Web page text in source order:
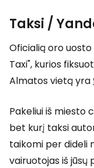
Taksi /
Oficialią oro
Taxi", kurios
Almatos vietą yra
Pakeliui iš miesto
bet kurį taksi
taikomi per dideli
vairuotojas iš jūsų